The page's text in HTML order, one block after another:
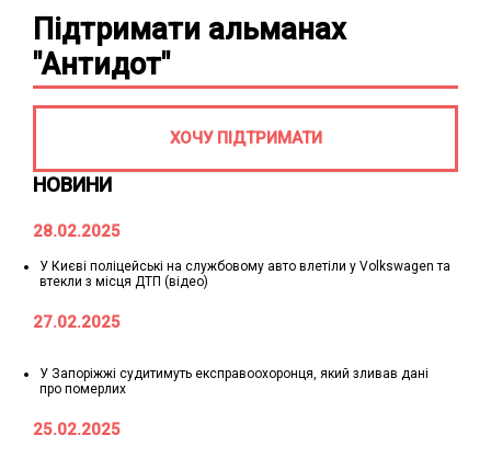
НОВИНИ
28.02.2025
У Києві поліцейські на службовому авто влетіли у Volkswagen та
втекли з місця ДТП (відео)
27.02.2025
У Запоріжжі судитимуть експравоохоронця, який зливав дані
про померлих
25.02.2025
Підтримати альманах
"Антидот"
ХОЧУ ПІДТРИМАТИ